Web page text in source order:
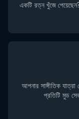
একটি রত্ন খুঁজে
আপনার সাঙ্গীতিক
প্রতিটি মুড